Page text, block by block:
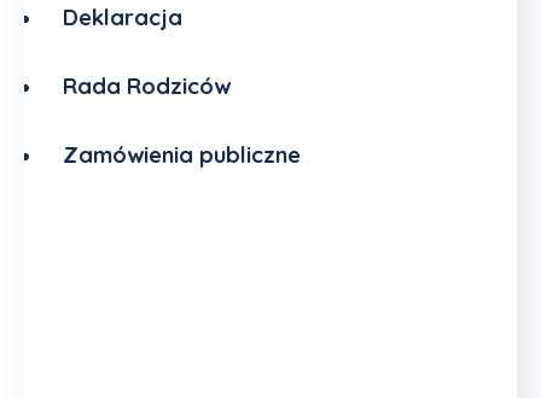
Deklaracja
Rada Rodziców
Zamówienia publiczne